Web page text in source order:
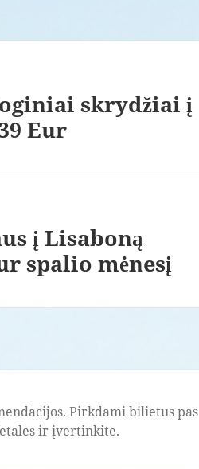
skrydžiai į
Eur
į Lisaboną
spalio mėnesį
Pirkdami bilietus pas
ir įvertinkite.